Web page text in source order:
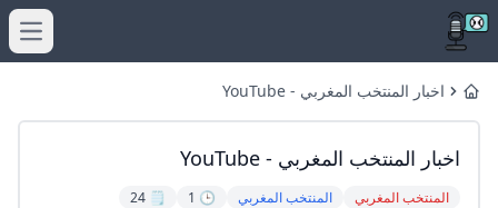
Homeاخبار المنتخب المغربي - YouTube
اخبار المنتخب المغربي - YouTube
المنتخب المغربي المنتخب المغربي 🕒 1
🗒️ 24